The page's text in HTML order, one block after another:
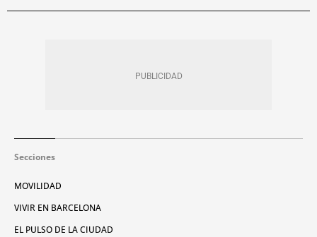
Secciones
MOVILIDAD
VIVIR EN BARCELONA
EL PULSO DE LA CIUDAD